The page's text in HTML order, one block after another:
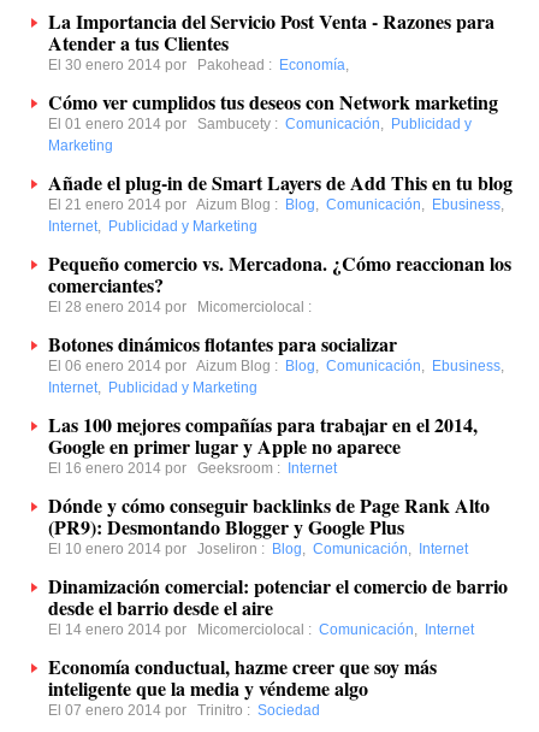
La Importancia del Servicio Post Venta - Razones para
Atender a tus Clientes
El 30 enero 2014 por Pakohead : Economía,
Cómo ver cumplidos tus deseos con Network marketing
El 01 enero 2014 por Sambucety : Comunicación, Publicidad y
Marketing
Añade el plug-in de Smart Layers de Add This en tu blog
El 21 enero 2014 por Aizum Blog : Blog, Comunicación, Ebusiness,
Internet, Publicidad y Marketing
Pequeño comercio vs. Mercadona. ¿Cómo reaccionan los
comerciantes?
El 28 enero 2014 por Micomerciolocal :
Botones dinámicos flotantes para socializar
El 06 enero 2014 por Aizum Blog : Blog, Comunicación, Ebusiness,
Internet, Publicidad y Marketing
Las 100 mejores compañías para trabajar en el 2014,
Google en primer lugar y Apple no aparece
El 16 enero 2014 por Geeksroom : Internet
Dónde y cómo conseguir backlinks de Page Rank Alto
(PR9): Desmontando Blogger y Google Plus
El 10 enero 2014 por Joseliron : Blog, Comunicación, Internet
Dinamización comercial: potenciar el comercio de barrio
desde el barrio desde el aire
El 14 enero 2014 por Micomerciolocal : Comunicación, Internet
Economía conductual, hazme creer que soy más
inteligente que la media y véndeme algo
El 07 enero 2014 por Trinitro : Sociedad